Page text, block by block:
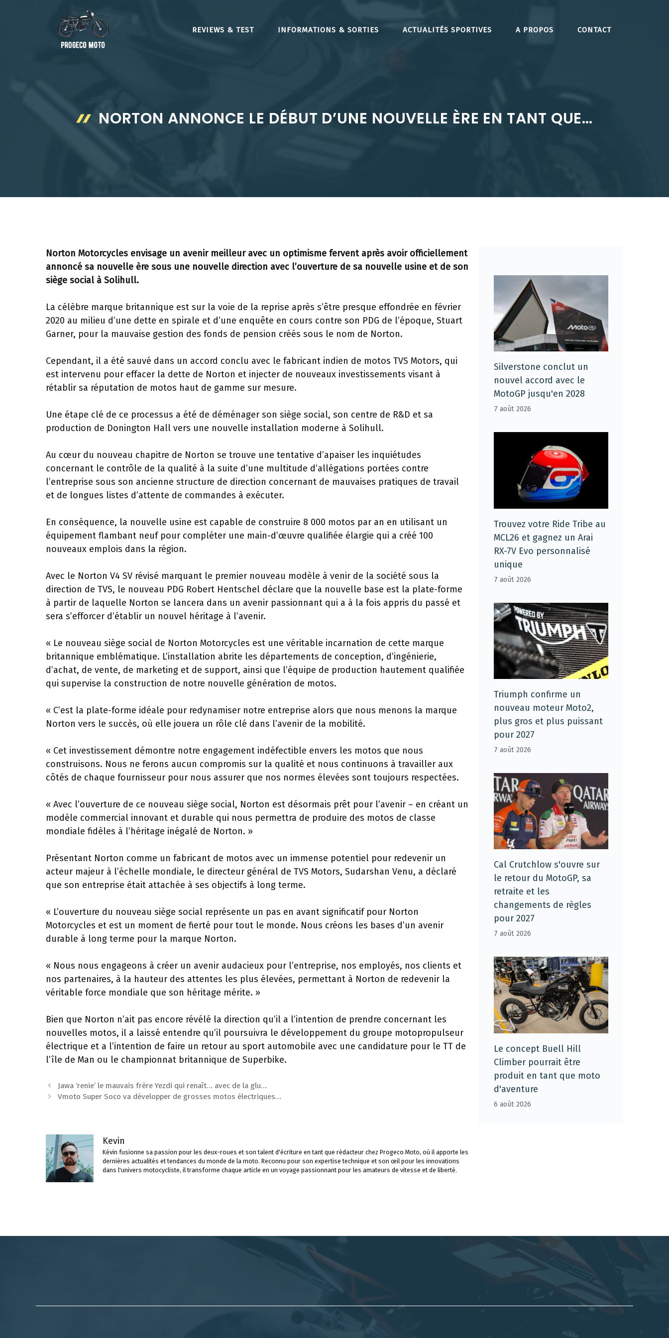
REVIEWS & TEST INFORMATIONS & SORTIES ACTUALITÉS SPORTIVES A PROPOS CONTACT
NORTON ANNONCE LE DÉBUT D’UNE NOUVELLE ÈRE EN TANT QUE…
Norton Motorcycles envisage un avenir meilleur avec un optimisme fervent après avoir officiellement
annoncé sa nouvelle ère sous une nouvelle direction avec l’ouverture de sa nouvelle usine et de son
siège social à Solihull.
La célèbre marque britannique est sur la voie de la reprise après s’être presque effondrée en février
2020 au milieu d’une dette en spirale et d’une enquête en cours contre son PDG de l’époque, Stuart
Garner, pour la mauvaise gestion des fonds de pension créés sous le nom de Norton.
Cependant, il a été sauvé dans un accord conclu avec le fabricant indien de motos TVS Motors, qui
est intervenu pour effacer la dette de Norton et injecter de nouveaux investissements visant à
rétablir sa réputation de motos haut de gamme sur mesure.
Une étape clé de ce processus a été de déménager son siège social, son centre de R&D et sa
production de Donington Hall vers une nouvelle installation moderne à Solihull.
Au cœur du nouveau chapitre de Norton se trouve une tentative d’apaiser les inquiétudes
concernant le contrôle de la qualité à la suite d’une multitude d’allégations portées contre
l’entreprise sous son ancienne structure de direction concernant de mauvaises pratiques de travail
et de longues listes d’attente de commandes à exécuter.
En conséquence, la nouvelle usine est capable de construire 8 000 motos par an en utilisant un
équipement flambant neuf pour compléter une main-d’œuvre qualifiée élargie qui a créé 100
nouveaux emplois dans la région.
Avec le Norton V4 SV révisé marquant le premier nouveau modèle à venir de la société sous la
direction de TVS, le nouveau PDG Robert Hentschel déclare que la nouvelle base est la plate-forme
à partir de laquelle Norton se lancera dans un avenir passionnant qui a à la fois appris du passé et
sera s’efforcer d’établir un nouvel héritage à l’avenir.
« Le nouveau siège social de Norton Motorcycles est une véritable incarnation de cette marque
britannique emblématique. L’installation abrite les départements de conception, d’ingénierie,
d’achat, de vente, de marketing et de support, ainsi que l’équipe de production hautement qualifiée
qui supervise la construction de notre nouvelle génération de motos.
« C’est la plate-forme idéale pour redynamiser notre entreprise alors que nous menons la marque
Norton vers le succès, où elle jouera un rôle clé dans l’avenir de la mobilité.
« Cet investissement démontre notre engagement indéfectible envers les motos que nous
construisons. Nous ne ferons aucun compromis sur la qualité et nous continuons à travailler aux
côtés de chaque fournisseur pour nous assurer que nos normes élevées sont toujours respectées.
« Avec l’ouverture de ce nouveau siège social, Norton est désormais prêt pour l’avenir – en créant un
modèle commercial innovant et durable qui nous permettra de produire des motos de classe
mondiale fidèles à l’héritage inégalé de Norton. »
Présentant Norton comme un fabricant de motos avec un immense potentiel pour redevenir un
acteur majeur à l’échelle mondiale, le directeur général de TVS Motors, Sudarshan Venu, a déclaré
que son entreprise était attachée à ses objectifs à long terme.
« L’ouverture du nouveau siège social représente un pas en avant significatif pour Norton
Motorcycles et est un moment de fierté pour tout le monde. Nous créons les bases d’un avenir
durable à long terme pour la marque Norton.
« Nous nous engageons à créer un avenir audacieux pour l’entreprise, nos employés, nos clients et
nos partenaires, à la hauteur des attentes les plus élevées, permettant à Norton de redevenir la
véritable force mondiale que son héritage mérite. »
Bien que Norton n’ait pas encore révélé la direction qu’il a l’intention de prendre concernant les
nouvelles motos, il a laissé entendre qu’il poursuivra le développement du groupe motopropulseur
électrique et a l’intention de faire un retour au sport automobile avec une candidature pour le TT de
l’île de Man ou le championnat britannique de Superbike.
Navigation
des
Jawa ‘renie’ le mauvais frère Yezdi qui renaît… avec de la glu…
Vmoto Super Soco va développer de grosses motos électriques…
Kevin
Kévin fusionne sa passion pour les deux-roues et son talent d'écriture en tant que rédacteur chez Progeco Moto, où il apporte les
dernières actualités et tendances du monde de la moto. Reconnu pour son expertise technique et son œil pour les innovations
dans l'univers motocycliste, il transforme chaque article en un voyage passionnant pour les amateurs de vitesse et de liberté.
Silverstone conclut un
nouvel accord avec le
MotoGP jusqu'en 2028
7 août 2026
Trouvez votre Ride Tribe au
MCL26 et gagnez un Arai
RX-7V Evo personnalisé
unique
7 août 2026
Triumph confirme un
nouveau moteur Moto2,
plus gros et plus puissant
pour 2027
7 août 2026
Cal Crutchlow s'ouvre sur
le retour du MotoGP, sa
retraite et les
changements de règles
pour 2027
7 août 2026
Le concept Buell Hill
Climber pourrait être
produit en tant que moto
d'aventure
6 août 2026